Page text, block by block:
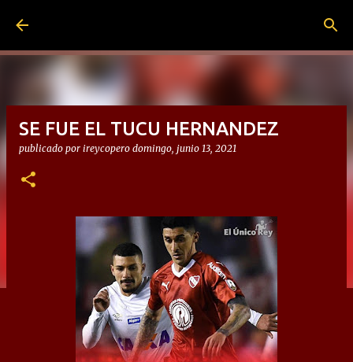
SE FUE EL TUCU HERNANDEZ
publicado por ireycopero domingo, junio 13, 2021